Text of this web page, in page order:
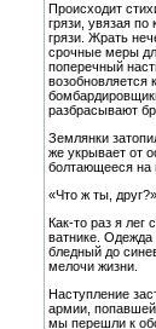
Происходит
грязи, увязая
грязи. Жрать
срочные меры
поперечный
возобновляется
разбрасывают
Землянки
же укрывает от
болтающееся на
«Что ж ты,
Как-то раз я лег
ватнике.
бледный до
мелочи жизни.
Наступление
армии, попавшей
мы перешли к